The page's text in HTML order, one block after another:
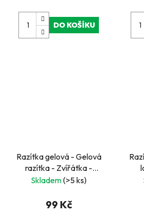
DO KOŠÍKU
Razítka gelová - Gelová
razítka - Zvířátka -
hroch, mýval, žížala, ...
Skladem(>5 ks)
99 Kč